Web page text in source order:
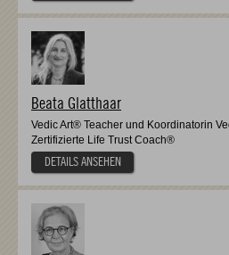
Beata Glatthaar
Vedic Art® Teacher und Koordinatorin
Zertifizierte Life Trust Coach®
DETAILS ANSEHEN